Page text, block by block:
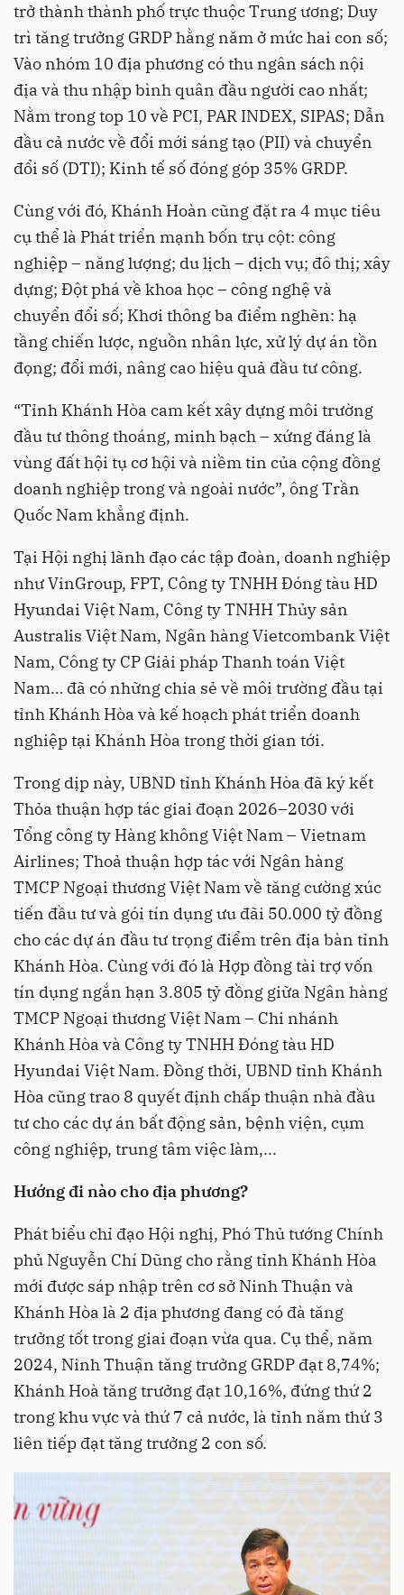
trở thành thành phố trực thuộc Trung ương; Duy
trì tăng trưởng GRDP hằng năm ở mức hai con số;
Vào nhóm 10 địa phương có thu ngân sách nội
địa và thu nhập bình quân đầu người cao nhất;
Nằm trong top 10 về PCI, PAR INDEX, SIPAS; Dẫn
đầu cả nước về đổi mới sáng tạo (PII) và chuyển
đổi số (DTI); Kinh tế số đóng góp 35% GRDP.
Cùng với đó, Khánh Hoàn cũng đặt ra 4 mục tiêu
cụ thể là Phát triển mạnh bốn trụ cột: công
nghiệp – năng lượng; du lịch – dịch vụ; đô thị; xây
dựng; Đột phá về khoa học – công nghệ và
chuyển đổi số; Khơi thông ba điểm nghẽn: hạ
tầng chiến lược, nguồn nhân lực, xử lý dự án tồn
đọng; đổi mới, nâng cao hiệu quả đầu tư công.
“Tỉnh Khánh Hòa cam kết xây dựng môi trường
đầu tư thông thoáng, minh bạch – xứng đáng là
vùng đất hội tụ cơ hội và niềm tin của cộng đồng
doanh nghiệp trong và ngoài nước”, ông Trần
Quốc Nam khẳng định.
Tại Hội nghị lãnh đạo các tập đoàn, doanh nghiệp
như VinGroup, FPT, Công ty TNHH Đóng tàu HD
Hyundai Việt Nam, Công ty TNHH Thủy sản
Australis Việt Nam, Ngân hàng Vietcombank Việt
Nam, Công ty CP Giải pháp Thanh toán Việt
Nam… đã có những chia sẻ về môi trường đầu tại
tỉnh Khánh Hòa và kế hoạch phát triển doanh
nghiệp tại Khánh Hòa trong thời gian tới.
Trong dịp này, UBND tỉnh Khánh Hòa đã ký kết
Thỏa thuận hợp tác giai đoạn 2026–2030 với
Tổng công ty Hàng không Việt Nam – Vietnam
Airlines; Thoả thuận hợp tác với Ngân hàng
TMCP Ngoại thương Việt Nam về tăng cường xúc
tiến đầu tư và gói tín dụng ưu đãi 50.000 tỷ đồng
cho các dự án đầu tư trọng điểm trên địa bàn tỉnh
Khánh Hòa. Cùng với đó là Hợp đồng tài trợ vốn
tín dụng ngắn hạn 3.805 tỷ đồng giữa Ngân hàng
TMCP Ngoại thương Việt Nam – Chi nhánh
Khánh Hòa và Công ty TNHH Đóng tàu HD
Hyundai Việt Nam. Đồng thời, UBND tỉnh Khánh
Hòa cũng trao 8 quyết định chấp thuận nhà đầu
tư cho các dự án bất động sản, bệnh viện, cụm
công nghiệp, trung tâm việc làm,...
Hướng đi nào cho địa phương?
Phát biểu chỉ đạo Hội nghị, Phó Thủ tướng Chính
phủ Nguyễn Chí Dũng cho rằng tỉnh Khánh Hòa
mới được sáp nhập trên cơ sở Ninh Thuận và
Khánh Hòa là 2 địa phương đang có đà tăng
trưởng tốt trong giai đoạn vừa qua. Cụ thể, năm
2024, Ninh Thuận tăng trưởng GRDP đạt 8,74%;
Khánh Hoà tăng trưởng đạt 10,16%, đứng thứ 2
trong khu vực và thứ 7 cả nước, là tỉnh năm thứ 3
liên tiếp đạt tăng trưởng 2 con số.